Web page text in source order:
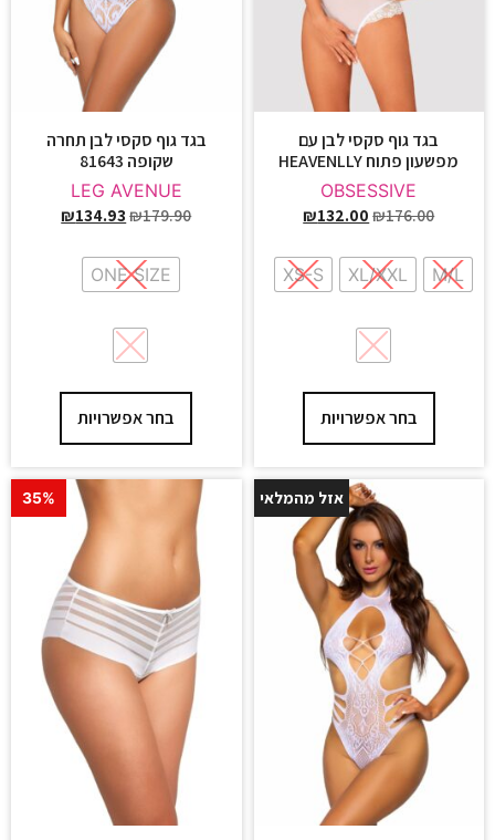
בגד גוף סקסי לבן עם
מפשעון פתוח HEAVENLLY
OBSESSIVE
₪176.00
₪132.00
M/L
XL/XXL
XS-S
בחר אפשרויות
בגד גוף סקסי לבן תחרה
שקופה 81643
LEG AVENUE
₪179.90
₪134.93
ONE SIZE
בחר אפשרויות
25%
אזל מהמלאי 35%